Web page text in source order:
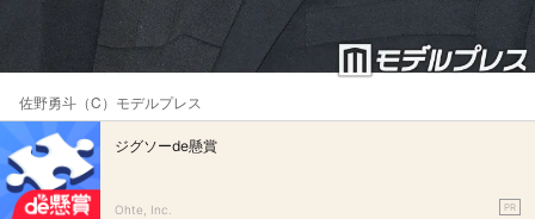
佐野勇斗（C）モデルプレス
ジグソーde懸賞
Ohte, Inc. PR